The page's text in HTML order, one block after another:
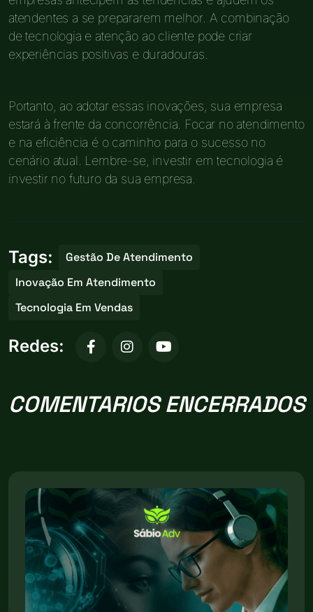
atendentes a se prepararem melhor. A combinação
de tecnologia e atenção ao cliente pode criar
experiências positivas e duradouras.
Portanto, ao adotar essas inovações, sua empresa
estará à frente da concorrência. Focar no atendimento
e na eficiência é o caminho para o sucesso no
cenário atual. Lembre-se, investir em tecnologia é
investir no futuro da sua empresa.
Tags:
Gestão De Atendimento
Inovação Em Atendimento
Tecnologia Em Vendas
Redes:
COMENTARIOS ENCERRADOS